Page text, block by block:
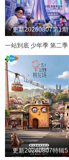
更新20260807第1期
一站到底 少年季 第二季
更新20260807特辑5